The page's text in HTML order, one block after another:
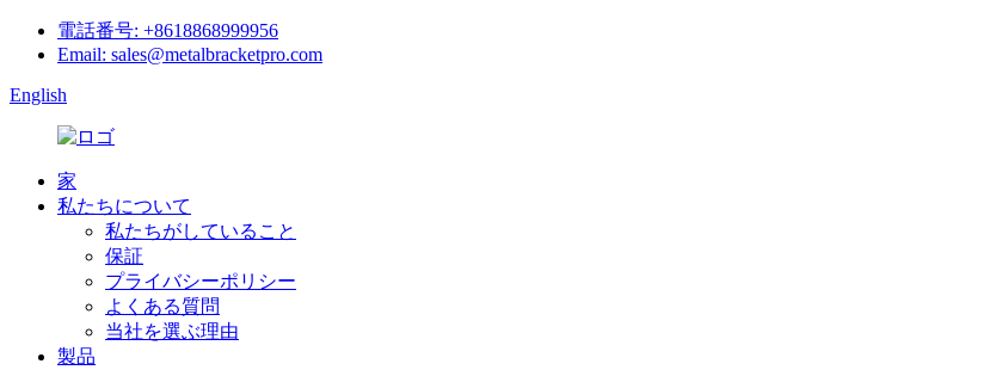
電話番号: +8618868999956
Email: sales@metalbracketpro.com
English
家
私たちについて
私たちがしていること
保証
プライバシーポリシー
よくある質問
当社を選ぶ理由
製品